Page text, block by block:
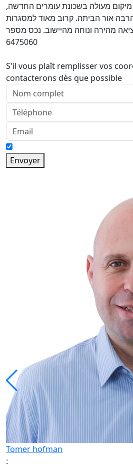
מיקום מעולה בשכונת עומרים החדשה,
אור הביתה. קרוב מאוד למסגרות
מהירה ונוחה מהיישוב. נכס מספר
6475060
S'il vous plaît remplisser vos
contacterons dès que possible
Envoyer
Tomer hofman
: